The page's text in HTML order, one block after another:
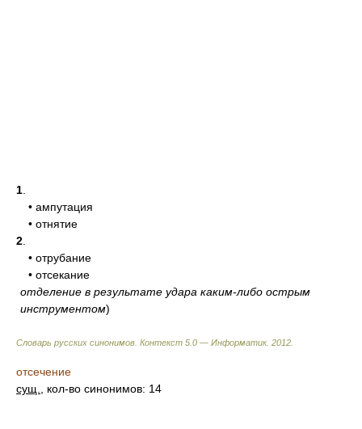
1
• ампутация
• отнятие
2
• отрубание
• отсекание
отделение в результате удара каким-либо острым
инструментом)
Словарь русских синонимов. Контекст 5.0 — Информатик. 2012
отсечение
сущ.
, кол-во синонимов: 14